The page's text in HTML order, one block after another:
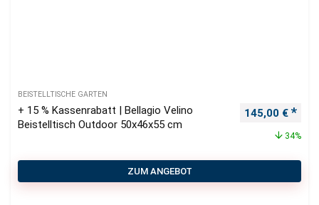
BEISTELLTISCHE GARTEN
+ 15 % Kassenrabatt | Bellagio Velino
Beistelltisch Outdoor 50x46x55 cm
145,00 €
34%
ZUM ANGEBOT